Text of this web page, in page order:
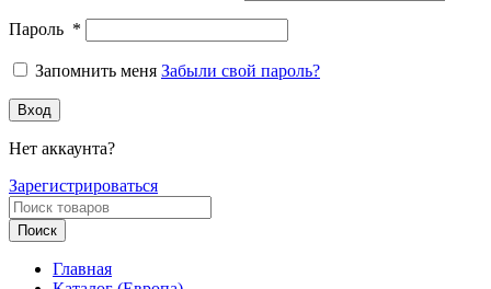
Пароль *
Запомнить меня Забыли свой пароль?
Вход
Нет аккаунта?
Зарегистрироваться
Поиск
Главная